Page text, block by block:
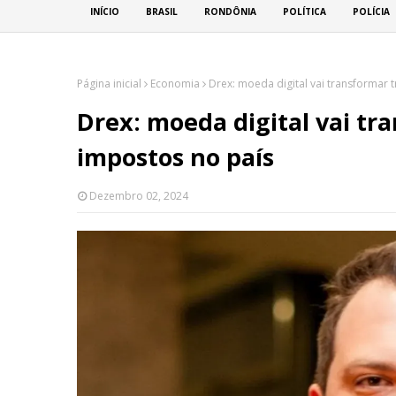
INÍCIO BRASIL RONDÔNIA POLÍTICA POLÍCIA
Página inicial Economia Drex: moeda digital vai transformar
Drex: moeda digital vai
impostos no país
Dezembro 02, 2024